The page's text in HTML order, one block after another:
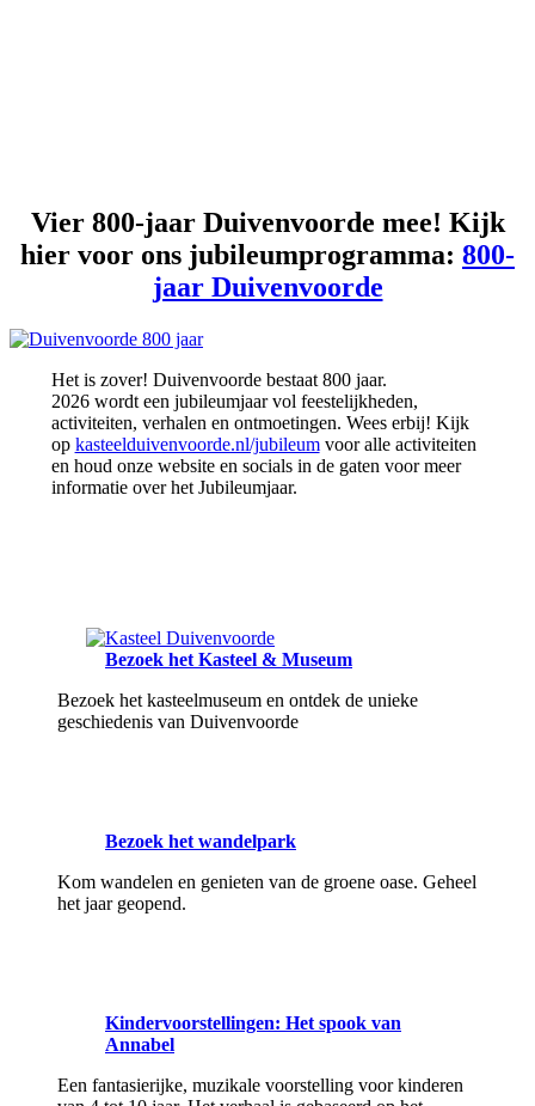
Vier 800-jaar Duivenvoorde mee! Kijk
hier voor ons jubileumprogramma: 800-
jaar Duivenvoorde
Het is zover! Duivenvoorde bestaat 800 jaar.
2026 wordt een jubileumjaar vol feestelijkheden,
activiteiten, verhalen en ontmoetingen. Wees erbij! Kijk
op kasteelduivenvoorde.nl/jubileumvoor alle activiteiten
en houd onze website en socials in de gaten voor meer
informatie over het Jubileumjaar.
Bezoek het Kasteel & Museum
Bezoek het kasteelmuseum en ontdek de unieke
geschiedenis van Duivenvoorde
Bezoek het wandelpark
Kom wandelen en genieten van de groene oase. Geheel
het jaar geopend.
Kindervoorstellingen: Het spook van
Annabel
Een fantasierijke, muzikale voorstelling voor kinderen